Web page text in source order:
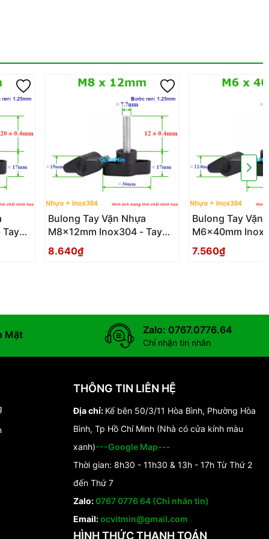
Bulong Tay Vặn Nhựa
M8x12mm Inox304 - Tay
Van Nhua
8.640₫
Bulong Tay Vặn
M6x40mm
Van Nhua
7.560₫
Mặt Zalo: 0767.0776.64
Chỉ nhận tin nhắn
THÔNG TIN LIÊN HỆ
Địa chỉ: Kế bên 50/3/11 Hòa Bình, Phường Hòa
Bình, Tp Hồ Chí Minh (Nhà có cửa kính màu
xanh)---Google Map---
Thời gian: 8h30 - 11h30 & 13h - 17h Từ Thứ 2
đến Thứ 7
Zalo:0767 0776 64 (Chỉ nhắn tin)
Email:ocvitmin@gmail.com
HÌNH THỨC THANH TOÁN